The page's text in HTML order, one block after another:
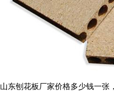
山东刨花板厂家价格多少钱一张